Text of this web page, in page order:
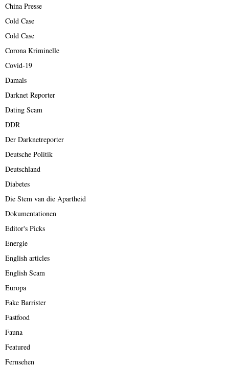
China Presse
Cold Case
Cold Case
Corona Kriminelle
Covid-19
Damals
Darknet Reporter
Dating Scam
DDR
Der Darknetreporter
Deutsche Politik
Deutschland
Diabetes
Die Stem van die Apartheid
Dokumentationen
Editor's Picks
Energie
English articles
English Scam
Europa
Fake Barrister
Fastfood
Fauna
Featured
Fernsehen